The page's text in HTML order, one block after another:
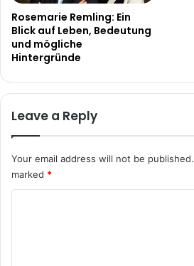
Rosemarie Remling: Ein
Blick auf Leben, Bedeutung
und mögliche
Hintergründe
Leave a Reply
Your email address will not be published.
marked *